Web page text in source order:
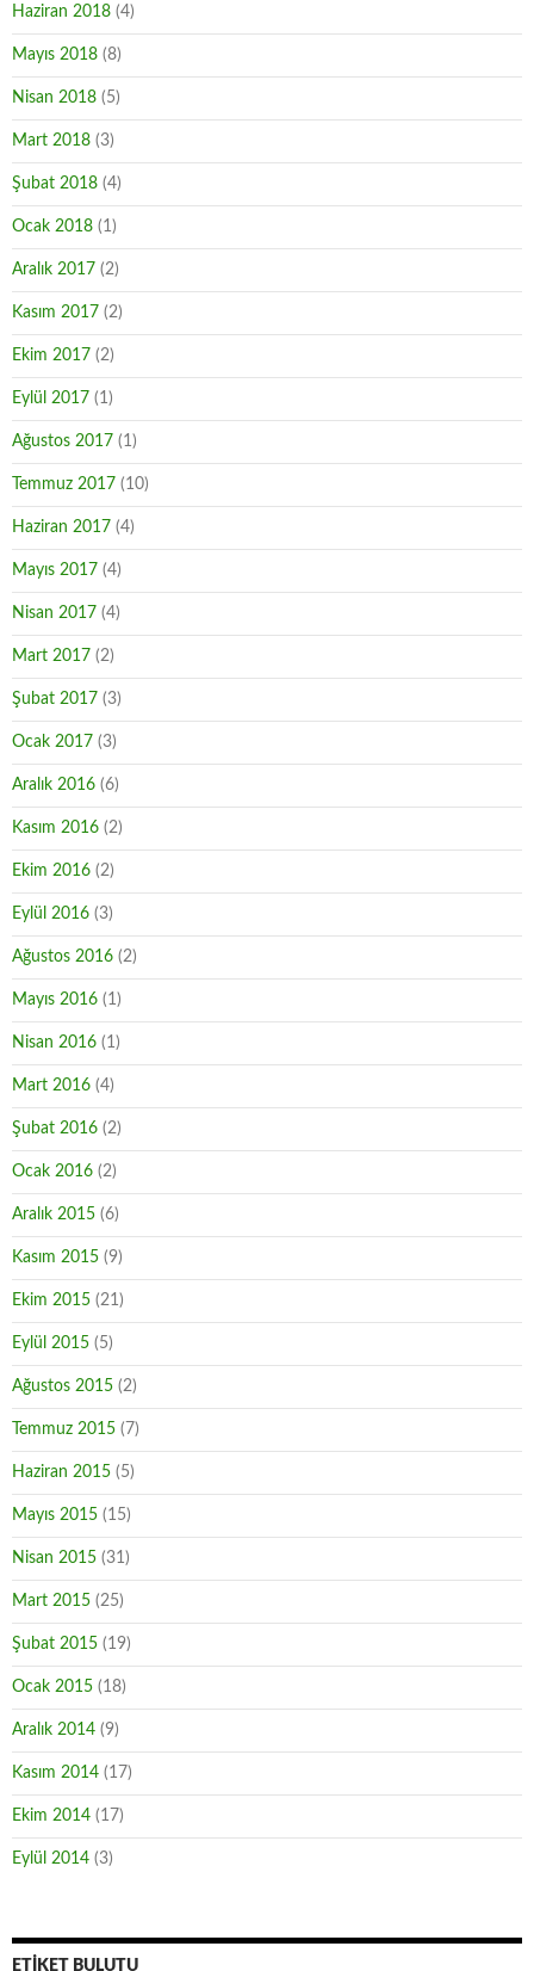
Haziran 2018 (4)
Mayıs 2018 (8)
Nisan 2018 (5)
Mart 2018 (3)
Şubat 2018 (4)
Ocak 2018 (1)
Aralık 2017 (2)
Kasım 2017 (2)
Ekim 2017 (2)
Eylül 2017 (1)
Ağustos 2017 (1)
Temmuz 2017 (10)
Haziran 2017 (4)
Mayıs 2017 (4)
Nisan 2017 (4)
Mart 2017 (2)
Şubat 2017 (3)
Ocak 2017 (3)
Aralık 2016 (6)
Kasım 2016 (2)
Ekim 2016 (2)
Eylül 2016 (3)
Ağustos 2016 (2)
Mayıs 2016 (1)
Nisan 2016 (1)
Mart 2016 (4)
Şubat 2016 (2)
Ocak 2016 (2)
Aralık 2015 (6)
Kasım 2015 (9)
Ekim 2015 (21)
Eylül 2015 (5)
Ağustos 2015 (2)
Temmuz 2015 (7)
Haziran 2015 (5)
Mayıs 2015 (15)
Nisan 2015 (31)
Mart 2015 (25)
Şubat 2015 (19)
Ocak 2015 (18)
Aralık 2014 (9)
Kasım 2014 (17)
Ekim 2014 (17)
Eylül 2014 (3)
ETIKET BULUTU